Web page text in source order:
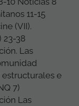
11-15
(VII).
23-38
Las
estructurales e
7)
Las